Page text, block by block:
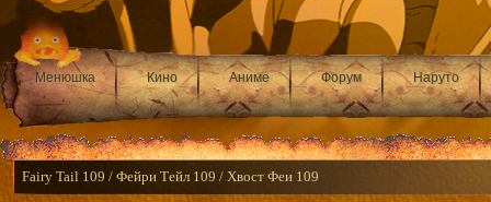
Менюшка Кино Аниме Форум Наруто
Fairy Tail 109 / Фейри Тейл 109 / Хвост Феи 109